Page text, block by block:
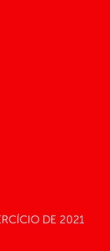
DE 2021